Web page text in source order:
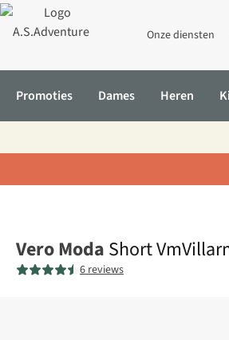
Onze diensten
Promoties Dames Heren
Vero Moda Short
6 reviews